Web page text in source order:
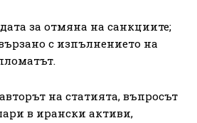
за отмяна на санкциите;
с изпълнението на
на статията, въпросът
в ирански активи,